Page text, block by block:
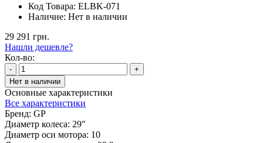
Код Товара: ELBK-071
Наличие: Нет в наличии
29 291 грн.
Нашли дешевле?
Кол-во:
-
+
Нет в наличии
Основные характеристики
Все характеристики
Бренд: GP
Диаметр колеса: 29"
Диаметр оси мотора: 10